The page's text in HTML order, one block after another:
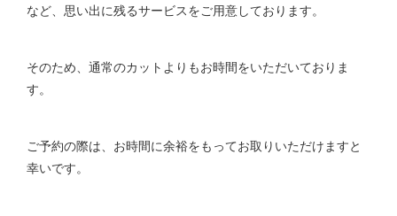
など、思い出に残るサービスをご用意しております。
そのため、通常のカットよりもお時間をいただいておりま
す。
ご予約の際は、お時間に余裕をもってお取りいただけますと
幸いです。